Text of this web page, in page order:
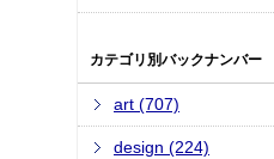
カテゴリ別バックナンバー
art (707)
design (224)